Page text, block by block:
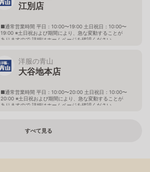
江別店
■通常営業時間 平日：10:00〜19:00 土日祝日：10:00〜
19:00 ※土日祝および期間により、急な変動することが
ありますので 詳細はホームページを確認ください
洋服の青山
大谷地本店
■通常営業時間 平日：10:00〜20:00 土日祝日：10:00〜
20:00 ※土日祝および期間により、急な変動することが
ありますので 詳細はホームページを確認ください
すべて見る